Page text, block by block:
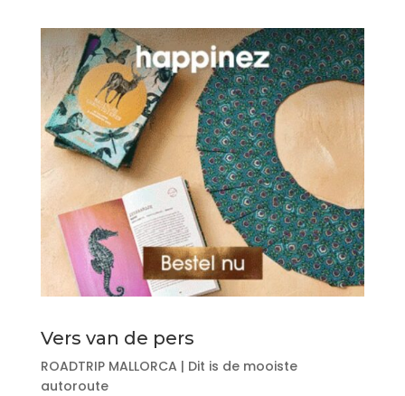
Vers van de pers
ROADTRIP MALLORCA | Dit is de mooiste
autoroute